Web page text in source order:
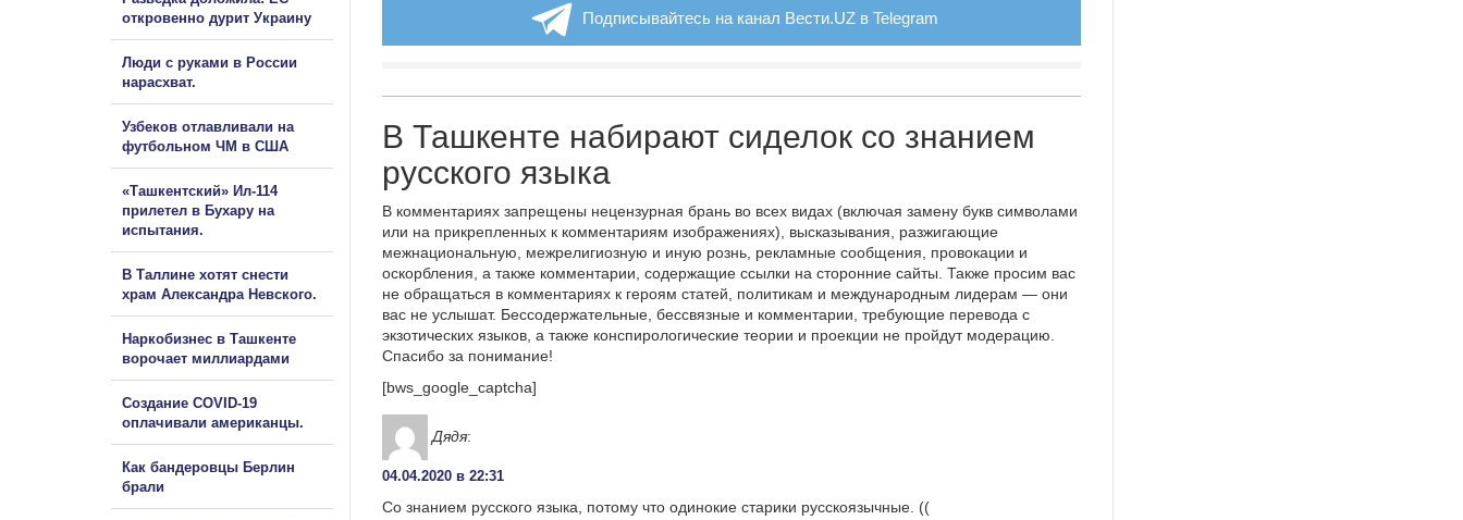
Подписывайтесь на канал Вести.UZ в Telegram
В Ташкенте набирают сиделок со знанием
русского языка
В комментариях запрещены нецензурная брань во всех видах (включая замену букв символами
или на прикрепленных к комментариям изображениях), высказывания, разжигающие
межнациональную, межрелигиозную и иную рознь, рекламные сообщения, провокации и
оскорбления, а также комментарии, содержащие ссылки на сторонние сайты. Также просим вас
не обращаться в комментариях к героям статей, политикам и международным лидерам — они
вас не услышат. Бессодержательные, бессвязные и комментарии, требующие перевода с
экзотических языков, а также конспирологические теории и проекции не пройдут модерацию.
Спасибо за понимание!
[bws_google_captcha]
Дядя:
04.04.2020 в 22:31
Со знанием русского языка, потому что одинокие старики русскоязычные. ((
откровенно дурит Украину
Люди с руками в России
нарасхват.
Узбеков отлавливали на
футбольном ЧМ в США
«Ташкентский» Ил-114
прилетел в Бухару на
испытания.
В Таллине хотят снести
храм Александра Невского.
Наркобизнес в Ташкенте
ворочает миллиардами
Создание COVID-19
оплачивали американцы.
Как бандеровцы Берлин
брали